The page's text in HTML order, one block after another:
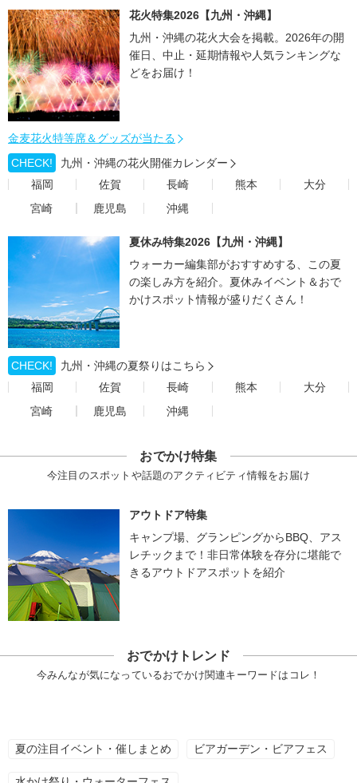
花火特集2026【九州・沖縄】
九州・沖縄の花火大会を掲載。2026年の開
催日、中止・延期情報や人気ランキングな
どをお届け！
金麦花火特等席＆グッズが当たる
CHECK!
九州・沖縄の花火開催カレンダー
福岡
佐賀 長崎 熊本
大分
宮崎
鹿児島 沖縄
夏休み特集2026【九州・沖縄】
ウォーカー編集部がおすすめする、この夏
の楽しみ方を紹介。夏休みイベント＆おで
かけスポット情報が盛りだくさん！
CHECK!
九州・沖縄の夏祭りはこちら
福岡
佐賀 長崎 熊本
大分
宮崎
鹿児島 沖縄
おでかけ特集
今注目のスポットや話題のアクティビティ情報をお届け
アウトドア特集
キャンプ場、グランピングからBBQ、アス
レチックまで！非日常体験を存分に堪能で
きるアウトドアスポットを紹介
おでかけトレンド
今みんなが気になっているおでかけ関連キーワードはコレ！
夏の注目イベント・催しまとめ ビアガーデン・ビアフェス